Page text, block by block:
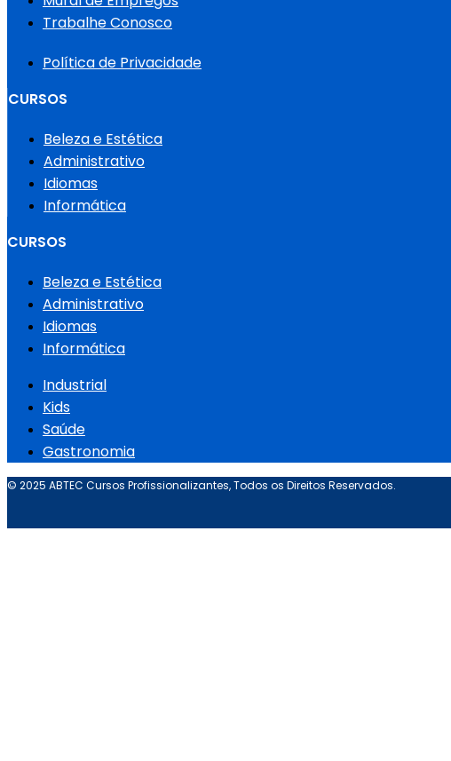
Trabalhe Conosco
Política de Privacidade
CURSOS
Beleza e Estética
Administrativo
Idiomas
Informática
CURSOS
Beleza e Estética
Administrativo
Idiomas
Informática
Industrial
Kids
Saúde
Gastronomia
© 2025 ABTEC Cursos Profissionalizantes, Todos os Direitos Reservados.